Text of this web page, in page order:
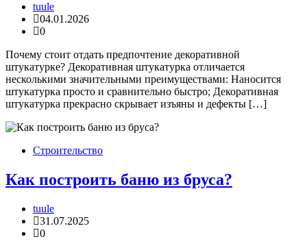
tuule
04.01.2026
0
Почему стоит отдать предпочтение декоративной
штукатурке? Декоративная штукатурка отличается
несколькими значительными преимуществами: Наносится
штукатурка просто и сравнительно быстро; Декоративная
штукатурка прекрасно скрывает изъяны и дефекты […]
Строительство
Как построить баню из бруса?
tuule
31.07.2025
0